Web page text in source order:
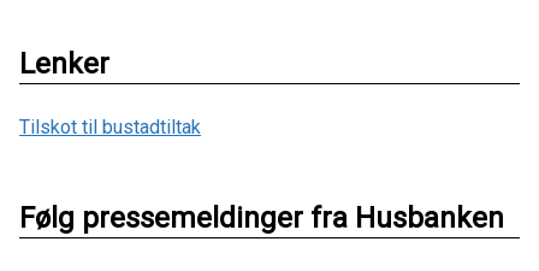
Lenker
Tilskot til bustadtiltak
Følg pressemeldinger fra Husbanken